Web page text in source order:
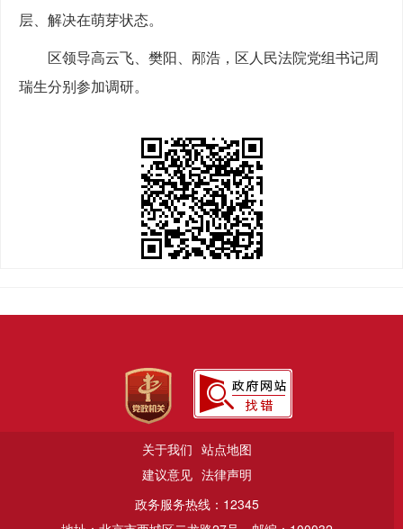
层、解决在萌芽状态。
区领导高云飞、樊阳、邴浩，区人民法院党组书记周
瑞生分别参加调研。
关于我们 站点地图
建议意见 法律声明
政务服务热线：12345